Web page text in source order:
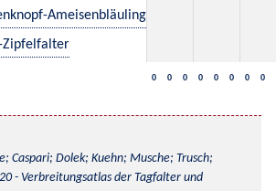
Ameisenbläuling
Zipfelfalter
0 0 0 0 0 0 0 0
Caspari; Dolek; Kuehn; Musche; Trusch;
- Verbreitungsatlas der Tagfalter und